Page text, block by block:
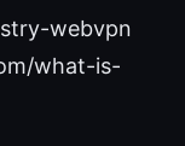
webvpn
what-is-